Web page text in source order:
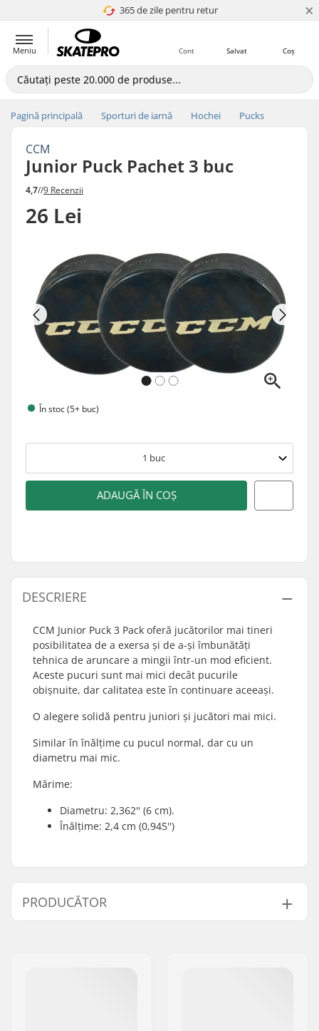
365 de zile pentru retur
4.8 a 5 ×
Meniu Coș
Salvat
Cont
Pagină principală Sporturi de iarnă Hochei Pucks
CCM
Junior Puck Pachet 3 buc
4,7//9 Recenzii
26 Lei
În stoc (5+ buc)
1 buc
ADAUGĂ ÎN COȘ
DESCRIERE
CCM Junior Puck 3 Pack oferă jucătorilor mai tineri
posibilitatea de a exersa și de a-și îmbunătăți
tehnica de aruncare a mingii într-un mod eficient.
Aceste pucuri sunt mai mici decât pucurile
obișnuite, dar calitatea este în continuare aceeași.
O alegere solidă pentru juniori și jucători mai mici.
Similar în înălțime cu pucul normal, dar cu un
diametru mai mic.
Mărime:
Diametru: 2,362'' (6 cm).
Înălțime: 2,4 cm (0,945'')
PRODUCĂTOR